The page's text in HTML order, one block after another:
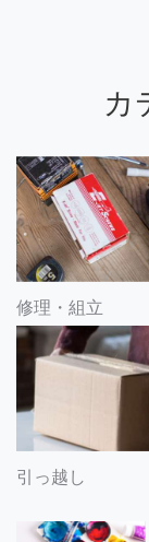
カ
修理・組立
引っ越し